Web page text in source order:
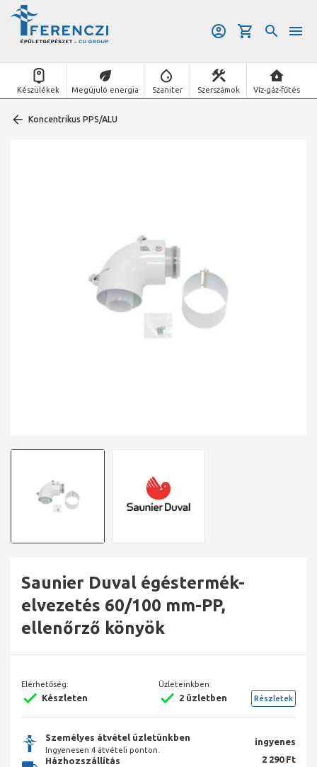
Készülékek Megújuló energia Szaniter Szerszámok Víz-gáz-fűtés
Koncentrikus PPS/ALU
Saunier Duval égéstermék-
elvezetés 60/100 mm-PP,
ellenőrző könyök
Elérhetőség:
Készleten
Üzleteinkben:
2 üzletben Részletek
Személyes átvétel üzletünkben
Ingyenesen 4 átvételi ponton.
ingyenes
Házhozszállítás
2 290 Ft